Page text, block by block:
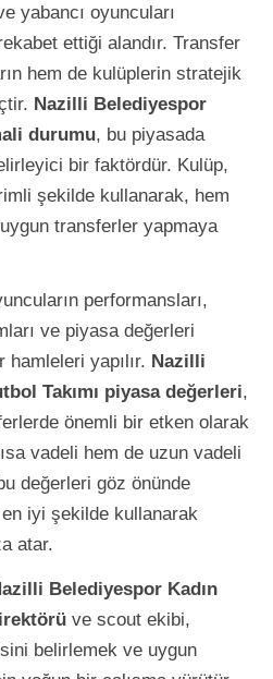
yabancı oyuncuları
ettiği alandır. Transfer
hem de kulüplerin stratejik
Nazilli Belediyespor
durumu, bu piyasada
bir faktördür. Kulüp,
şekilde kullanarak, hem
transferler yapmaya
performansları,
ve piyasa değerleri
yapılır. Nazilli
Takımı piyasa değerleri,
önemli bir etken olarak
vadeli hem de uzun vadeli
değerleri göz önünde
iyi şekilde kullanarak
atar.
Belediyespor Kadın
ve scout ekibi,
belirlemek ve uygun